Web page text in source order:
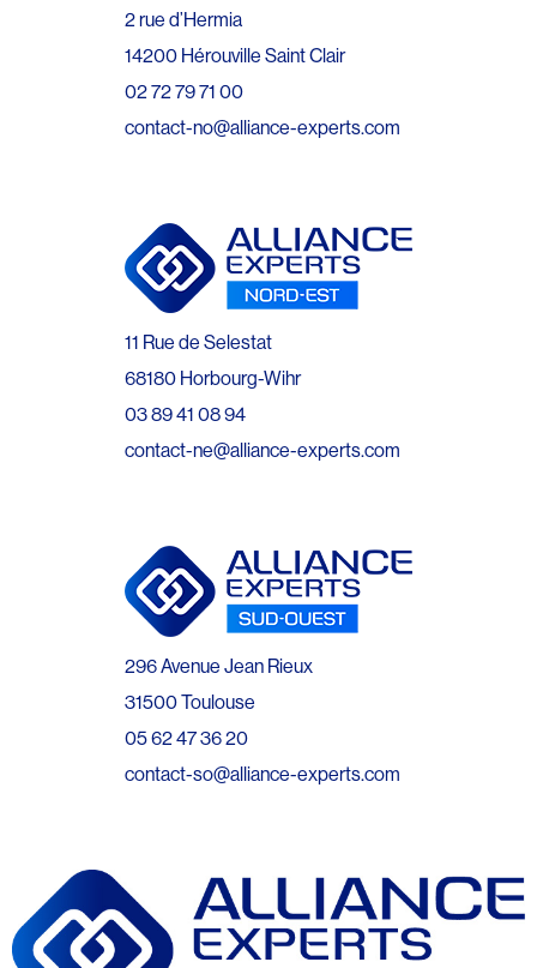
2 rue d’Hermia
14200 Hérouville Saint Clair
02 72 79 71 00
contact-no@alliance-experts.com
11 Rue de Selestat
68180 Horbourg-Wihr
03 89 41 08 94
contact-ne@alliance-experts.com
296 Avenue Jean Rieux
31500 Toulouse
05 62 47 36 20
contact-so@alliance-experts.com